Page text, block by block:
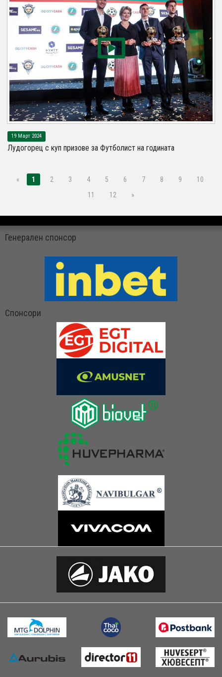
19 Март 2024
Лудогорец с куп призове за Футболист на годината
« 1 2 3 4 5 6 7 8 9
10
11
12 »
Генерален спонсор
Спонсори